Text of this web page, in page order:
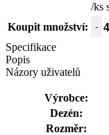
/ks
Koupit množství:
-
Specifikace
Popis
Názory uživatelů
Výrobce:
Dezén:
Rozměr: